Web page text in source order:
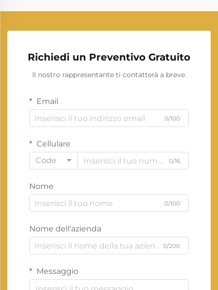
Richiedi un Preventivo Gratuito
Il nostro rappresentante ti contatterà a breve.
Email
0/100
Cellulare
Code
0/16
Nome
0/100
Nome dell'azienda
0/200
Messaggio